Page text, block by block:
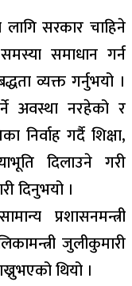
सरकार चाहिने
समाधान गर्न
व्यक्त गर्नुभयो ।
अवस्था नरहेको र
गर्दै शिक्षा,
दिलाउने गरी
दिनुभयो ।
प्रशासनमन्त्री
जुलीकुमारी
थियो ।